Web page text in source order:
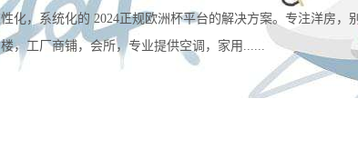
性化，系统化的 2024正规欧洲杯平台的解决方案。专注洋房，
楼，工厂商铺，会所，专业提供空调，家用......